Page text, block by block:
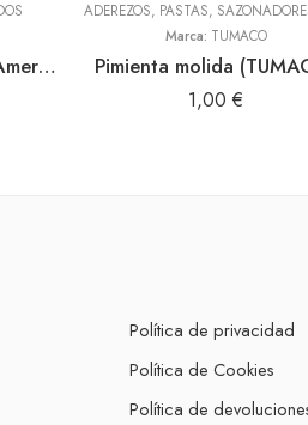
Anis estrellado 30gr (America)
Marca: TUMACO
Pimienta molida
1,00 €
Política de privacidad
Política de Cookies
Política de